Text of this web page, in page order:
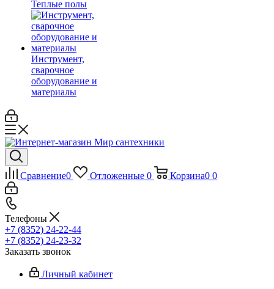
Теплые полы
Инструмент,
сварочное
оборудование и
материалы
Сравнение0 Отложенные 0 Корзина0 0
Телефоны
+7 (8352) 24-22-44
+7 (8352) 24-23-32
Заказать звонок
Личный кабинет